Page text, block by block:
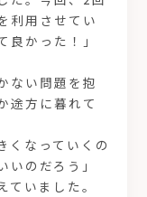
利用させてい
かった！」
ない問題を抱
途方に暮れて
くなっていくの
のだろう」
いました。